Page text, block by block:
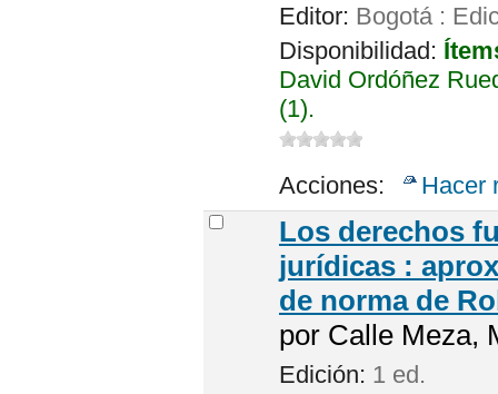
Editor: Bogotá :
Disponibilidad:
David Ordóñez
(1).
Acciones: Hacer
Los derechos
jurídicas :
de norma de
por Calle Meza,
Edición: 1 ed.